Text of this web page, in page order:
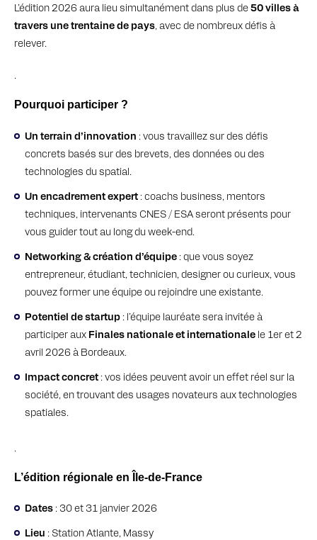
L’édition 2026 aura lieu simultanément dans plus de50 villes à
travers une trentaine de pays, avec de nombreux défis à
relever.
.
Pourquoi participer ?
Un terrain d’innovation : vous travaillez sur des défis
concrets basés sur des brevets, des données ou des
technologies du spatial.
Un encadrement expert : coachs business, mentors
techniques, intervenants CNES / ESA seront présents pour
vous guider tout au long du week-end.
Networking & création d’équipe : que vous soyez
entrepreneur, étudiant, technicien, designer ou curieux, vous
pouvez former une équipe ou rejoindre une existante.
Potentiel de startup : l’équipe lauréate sera invitée à
participer aux Finales nationale et internationale le 1er et 2
avril 2026 à Bordeaux.
Impact concret : vos idées peuvent avoir un effet réel sur la
société, en trouvant des usages novateurs aux technologies
spatiales.
L’édition régionale en Île-de-France
Dates : 30 et 31 janvier 2026
Lieu : Station Atlante, Massy